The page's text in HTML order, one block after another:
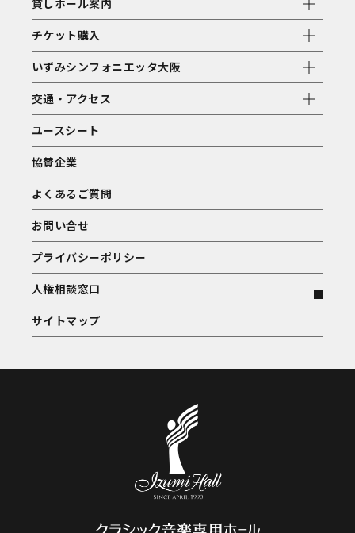
貸しホール案内
チケット購入
いずみシンフォニエッタ大阪
交通・アクセス
ユースシート
協賛企業
よくあるご質問
お問い合せ
プライバシーポリシー
人権相談窓口
サイトマップ